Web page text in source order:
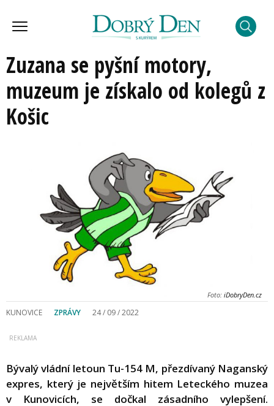
Zuzana se pyšní motory,
muzeum je získalo od kolegů z
Košic
Foto: iDobryDen.cz
KUNOVICE ZPRÁVY 24 / 09 / 2022
Bývalý vládní letoun Tu-154 M, přezdívaný Naganský
expres, který je největším hitem Leteckého muzea
v Kunovicích, se dočkal zásadního vylepšení.